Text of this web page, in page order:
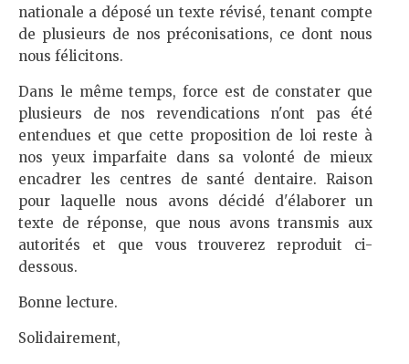
nationale a déposé un texte révisé, tenant compte
de plusieurs de nos préconisations, ce dont nous
nous félicitons.
Dans le même temps, force est de constater que
plusieurs de nos revendications n'ont pas été
entendues et que cette proposition de loi reste à
nos yeux imparfaite dans sa volonté de mieux
encadrer les centres de santé dentaire. Raison
pour laquelle nous avons décidé d'élaborer un
texte de réponse, que nous avons transmis aux
autorités et que vous trouverez reproduit ci-
dessous.
Bonne lecture.
Solidairement,